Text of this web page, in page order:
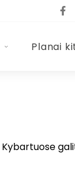
Planai
Kybartuose